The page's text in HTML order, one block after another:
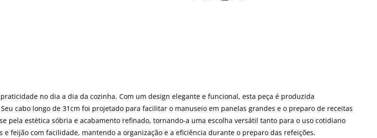
no dia a dia da cozinha. Com um design elegante e funcional, esta peça é produzida
cabo longo de 31cm foi projetado para facilitar o manuseio em panelas grandes e o preparo de receitas
pela estética sóbria e acabamento refinado, tornando-a uma escolha versátil tanto para o uso cotidiano
feijão com facilidade, mantendo a organização e a eficiência durante o preparo das refeições.